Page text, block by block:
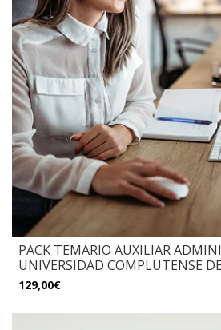
PACK TEMARIO AUXILIAR
UNIVERSIDAD COMPLUTENSE
129,00€